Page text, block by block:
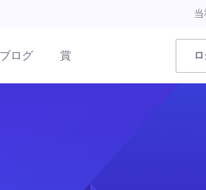
当
ブログ 賞